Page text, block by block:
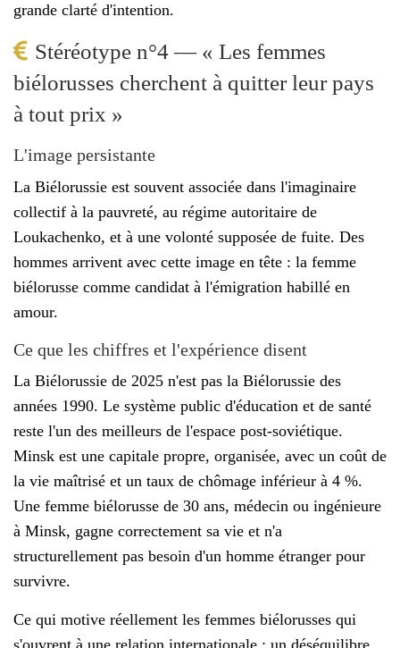
grande clarté d'intention.
Stéréotype n°4 — « Les femmes
biélorusses cherchent à quitter leur pays
à tout prix »
L'image persistante
La Biélorussie est souvent associée dans l'imaginaire
collectif à la pauvreté, au régime autoritaire de
Loukachenko, et à une volonté supposée de fuite. Des
hommes arrivent avec cette image en tête : la femme
biélorusse comme candidat à l'émigration habillé en
amour.
Ce que les chiffres et l'expérience disent
La Biélorussie de 2025 n'est pas la Biélorussie des
années 1990. Le système public d'éducation et de santé
reste l'un des meilleurs de l'espace post-soviétique.
Minsk est une capitale propre, organisée, avec un coût de
la vie maîtrisé et un taux de chômage inférieur à 4 %.
Une femme biélorusse de 30 ans, médecin ou ingénieure
à Minsk, gagne correctement sa vie et n'a
structurellement pas besoin d'un homme étranger pour
survivre.
Ce qui motive réellement les femmes biélorusses qui